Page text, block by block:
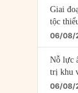
Giai
tộc
06/08/
Nỗ lực
trị khu
06/08/